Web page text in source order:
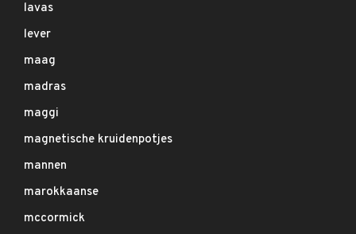
lavas
lever
maag
madras
maggi
magnetische kruidenpotjes
mannen
marokkaanse
mccormick